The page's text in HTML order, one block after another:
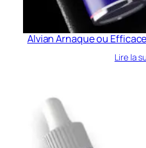
Alvian Arnaque ou
Lire la